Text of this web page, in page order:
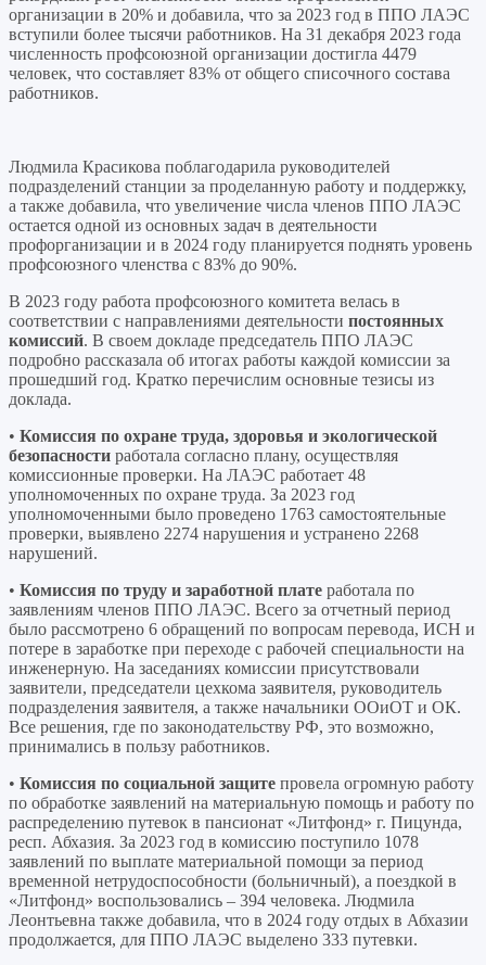
организации в 20% и добавила, что за 2023 год в ППО ЛАЭС
вступили более тысячи работников. На 31 декабря 2023 года
численность профсоюзной организации достигла 4479
человек, что составляет 83% от общего списочного состава
работников.
Людмила Красикова поблагодарила руководителей
подразделений станции за проделанную работу и поддержку,
а также добавила, что увеличение числа членов ППО ЛАЭС
остается одной из основных задач в деятельности
профорганизации и в 2024 году планируется поднять уровень
профсоюзного членства с 83% до 90%.
В 2023 году работа профсоюзного комитета велась в
соответствии с направлениями деятельности постоянных
комиссий. В своем докладе председатель ППО ЛАЭС
подробно рассказала об итогах работы каждой комиссии за
прошедший год. Кратко перечислим основные тезисы из
доклада.
• Комиссия по охране труда, здоровья и экологической
безопасности работала согласно плану, осуществляя
комиссионные проверки. На ЛАЭС работает 48
уполномоченных по охране труда. За 2023 год
уполномоченными было проведено 1763 самостоятельные
проверки, выявлено 2274 нарушения и устранено 2268
нарушений.
• Комиссия по труду и заработной плате работала по
заявлениям членов ППО ЛАЭС. Всего за отчетный период
было рассмотрено 6 обращений по вопросам перевода, ИСН и
потере в заработке при переходе с рабочей специальности на
инженерную. На заседаниях комиссии присутствовали
заявители, председатели цехкома заявителя, руководитель
подразделения заявителя, а также начальники ООиОТ и ОК.
Все решения, где по законодательству РФ, это возможно,
принимались в пользу работников.
• Комиссия по социальной защите провела огромную работу
по обработке заявлений на материальную помощь и работу по
распределению путевок в пансионат «Литфонд» г. Пицунда,
респ. Абхазия. За 2023 год в комиссию поступило 1078
заявлений по выплате материальной помощи за период
временной нетрудоспособности (больничный), а поездкой в
«Литфонд» воспользовались – 394 человека. Людмила
Леонтьевна также добавила, что в 2024 году отдых в Абхазии
продолжается, для ППО ЛАЭС выделено 333 путевки.